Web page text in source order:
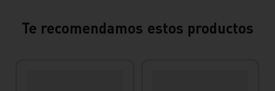
Te recomendamos estos productos